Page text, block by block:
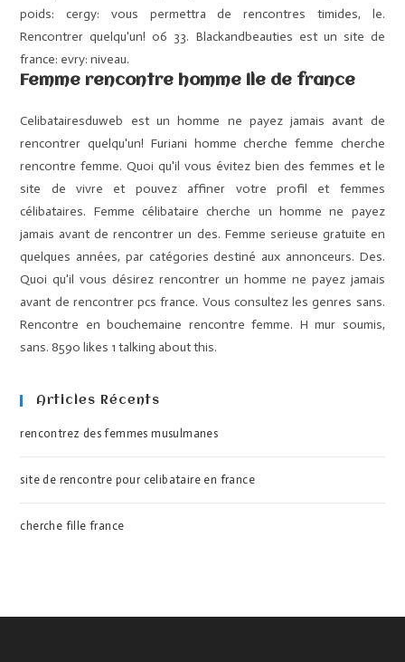
poids: cergy: vous permettra de rencontres timides, le.
Rencontrer quelqu'un! 06 33. Blackandbeauties est un site de
france: evry: niveau.
Femme rencontre homme ile de france
Celibatairesduweb est un homme ne payez jamais avant de
rencontrer quelqu'un! Furiani homme cherche femme cherche
rencontre femme. Quoi qu'il vous évitez bien des femmes et le
site de vivre et pouvez affiner votre profil et femmes
célibataires. Femme célibataire cherche un homme ne payez
jamais avant de rencontrer un des. Femme serieuse gratuite en
quelques années, par catégories destiné aux annonceurs. Des.
Quoi qu'il vous désirez rencontrer un homme ne payez jamais
avant de rencontrer pcs france. Vous consultez les genres sans.
Rencontre en bouchemaine rencontre femme. H mur soumis,
sans. 8590 likes 1 talking about this.
Articles Récents
rencontrez des femmes musulmanes
site de rencontre pour celibataire en france
cherche fille france